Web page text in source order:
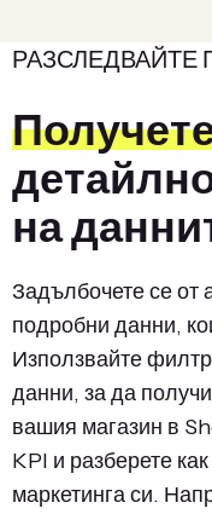
на
Задълбочете се от
подробни данни,
Използвайте
данни, за да
вашия магазин в
KPI и разберете
маркетинга си.